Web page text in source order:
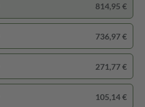
814,95 €
736,97 €
271,77 €
105,14 €